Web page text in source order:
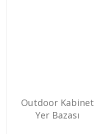
Outdoor Kabinet
Yer Bazası